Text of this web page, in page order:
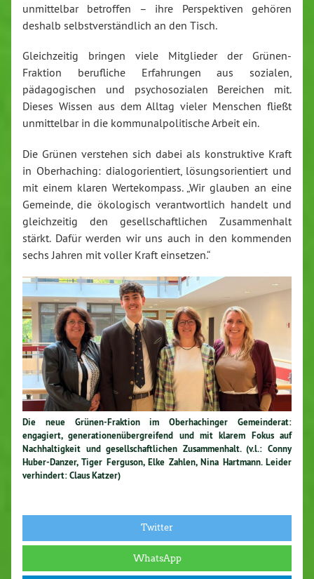
unmittelbar betroffen – ihre Perspektiven gehören
deshalb selbstverständlich an den Tisch.
Gleichzeitig bringen viele Mitglieder der Grünen-
Fraktion berufliche Erfahrungen aus sozialen,
pädagogischen und psychosozialen Bereichen mit.
Dieses Wissen aus dem Alltag vieler Menschen fließt
unmittelbar in die kommunalpolitische Arbeit ein.
Die Grünen verstehen sich dabei als konstruktive Kraft
in Oberhaching: dialogorientiert, lösungsorientiert und
mit einem klaren Wertekompass. „Wir glauben an eine
Gemeinde, die ökologisch verantwortlich handelt und
gleichzeitig den gesellschaftlichen Zusammenhalt
stärkt. Dafür werden wir uns auch in den kommenden
sechs Jahren mit voller Kraft einsetzen.“
Die neue Grünen-Fraktion im Oberhachinger Gemeinderat:
engagiert, generationenübergreifend und mit klarem Fokus auf
Nachhaltigkeit und gesellschaftlichen Zusammenhalt. (v.l.: Conny
Huber-Danzer, Tiger Ferguson, Elke Zahlen, Nina Hartmann. Leider
verhindert: Claus Katzer)
Twitter
WhatsApp